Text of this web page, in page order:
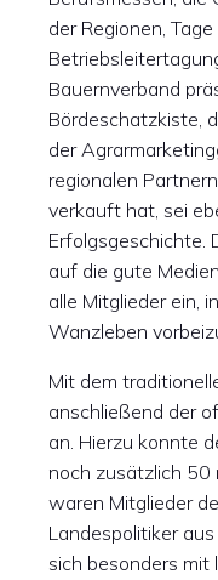
der Regionen,
Bauernverband
Bördeschatzkiste,
der
regionalen
verkauft hat, sei
Erfolgsgeschichte.
auf die gute
alle Mitglieder ein,
Wanzleben
Mit dem
anschließend der
an. Hierzu konnte
noch zusätzlich 50
waren Mitglieder
Landespolitiker
sich besonders